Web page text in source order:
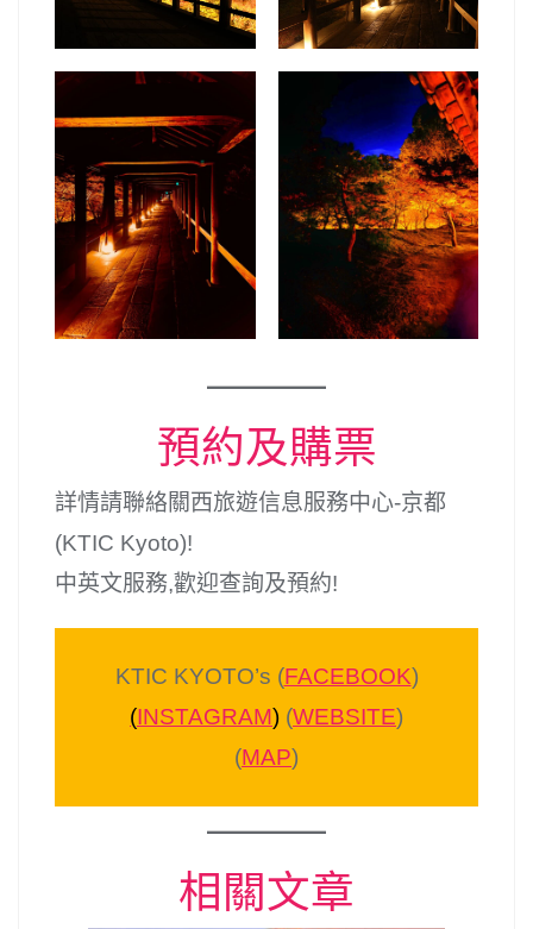
預約及購票
詳情請聯絡關西旅遊信息服務中心-京都
(KTIC Kyoto)!
中英文服務,歡迎查詢及預約!
KTIC KYOTO’s (FACEBOOK)
(INSTAGRAM) (WEBSITE)
(MAP)
相關文章